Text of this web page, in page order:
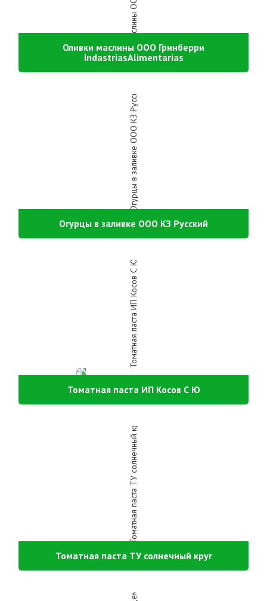
Оливки маслины ООО Гринберри
IndastriasAlimentarias
Огурцы в заливке ООО КЗ Русский
Томатная паста ИП Косов С Ю
Томатная паста ТУ солнечный круг